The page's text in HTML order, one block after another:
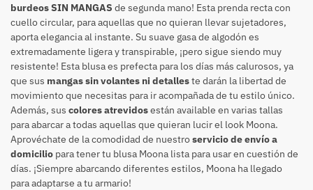
burdeos SIN MANGAS de segunda mano! Esta prenda recta con
cuello circular, para aquellas que no quieran llevar sujetadores,
aporta elegancia al instante. Su suave gasa de algodón es
extremadamente ligera y transpirable, ¡pero sigue siendo muy
resistente! Esta blusa es prefecta para los días más calurosos, ya
que sus mangas sin volantes ni detalleste darán la libertad de
movimiento que necesitas para ir acompañada de tu estilo único.
Además, sus colores atrevidosestán available en varias tallas
para abarcar a todas aquellas que quieran lucir el look Moona.
Aprovéchate de la comodidad de nuestroservicio de envío a
domicilio para tener tu blusa Moona lista para usar en cuestión de
días. ¡Siempre abarcando diferentes estilos, Moona ha llegado
para adaptarse a tu armario!